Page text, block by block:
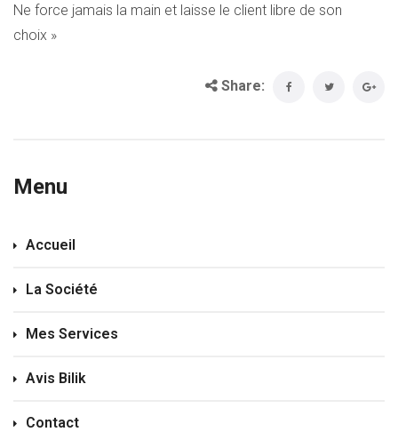
Ne force jamais la main et laisse le client libre de son
choix »
Share:
Menu
Accueil
La Société
Mes Services
Avis Bilik
Contact